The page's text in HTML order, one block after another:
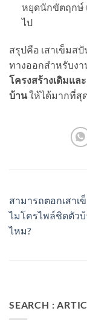
หยุดนักขัตฤกษ์
ไป
สรุปคือ เสาเข็มส
ทางออกสำหรับง
โครงสร้างเดิมแล
บ้านให้ได้มากที่สุ
สามารถตอกเสาเ
ไมโครไพล์ชิดตัวบ้
ไหม?
SEARCH :